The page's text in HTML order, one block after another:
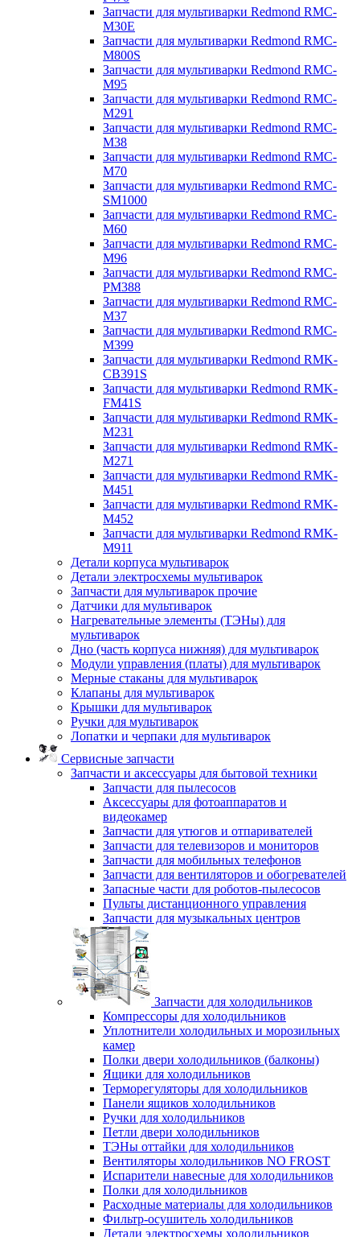
Запчасти для мультиварки Redmond RMC-
M30E
Запчасти для мультиварки Redmond RMC-
M800S
Запчасти для мультиварки Redmond RMC-
M95
Запчасти для мультиварки Redmond RMC-
M291
Запчасти для мультиварки Redmond RMC-
M38
Запчасти для мультиварки Redmond RMC-
M70
Запчасти для мультиварки Redmond RMC-
SM1000
Запчасти для мультиварки Redmond RMC-
M60
Запчасти для мультиварки Redmond RMC-
M96
Запчасти для мультиварки Redmond RMC-
PM388
Запчасти для мультиварки Redmond RMC-
M37
Запчасти для мультиварки Redmond RMC-
M399
Запчасти для мультиварки Redmond RMK-
CB391S
Запчасти для мультиварки Redmond RMK-
FM41S
Запчасти для мультиварки Redmond RMK-
M231
Запчасти для мультиварки Redmond RMK-
M271
Запчасти для мультиварки Redmond RMK-
M451
Запчасти для мультиварки Redmond RMK-
M452
Запчасти для мультиварки Redmond RMK-
M911
Детали корпуса мультиварок
Детали электросхемы мультиварок
Запчасти для мультиварок прочие
Датчики для мультиварок
Нагревательные элементы (ТЭНы) для
мультиварок
Дно (часть корпуса нижняя) для мультиварок
Модули управления (платы) для мультиварок
Мерные стаканы для мультиварок
Клапаны для мультиварок
Крышки для мультиварок
Ручки для мультиварок
Лопатки и черпаки для мультиварок
Сервисные запчасти
Запчасти и аксессуары для бытовой техники
Запчасти для пылесосов
Аксессуары для фотоаппаратов и
видеокамер
Запчасти для утюгов и отпаривателей
Запчасти для телевизоров и мониторов
Запчасти для мобильных телефонов
Запчасти для вентиляторов и обогревателей
Запасные части для роботов-пылесосов
Пульты дистанционного управления
Запчасти для музыкальных центров
Запчасти для холодильников
Компрессоры для холодильников
Уплотнители холодильных и морозильных
камер
Полки двери холодильников (балконы)
Ящики для холодильников
Терморегуляторы для холодильников
Панели ящиков холодильников
Ручки для холодильников
Петли двери холодильников
ТЭНы оттайки для холодильников
Вентиляторы холодильников NO FROST
Испарители навесные для холодильников
Полки для холодильников
Расходные материалы для холодильников
Фильтр-осушитель холодильников
Детали электросхемы холодильников